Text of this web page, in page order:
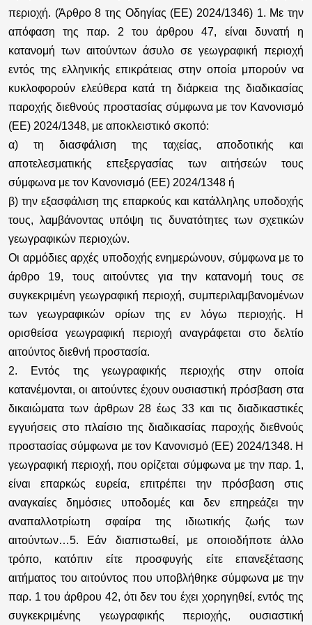
περιοχή. (Άρθρο 8 της Οδηγίας (ΕΕ) 2024/1346) 1. Με την
απόφαση της παρ. 2 του άρθρου 47, είναι δυνατή η
κατανομή των αιτούντων άσυλο σε γεωγραφική περιοχή
εντός της ελληνικής επικράτειας στην οποία μπορούν να
κυκλοφορούν ελεύθερα κατά τη διάρκεια της διαδικασίας
παροχής διεθνούς προστασίας σύμφωνα με τον Κανονισμό
(ΕΕ) 2024/1348, με αποκλειστικό σκοπό:
α) τη διασφάλιση της ταχείας, αποδοτικής και
αποτελεσματικής επεξεργασίας των αιτήσεών τους
σύμφωνα με τον Κανονισμό (ΕΕ) 2024/1348 ή
β) την εξασφάλιση της επαρκούς και κατάλληλης υποδοχής
τους, λαμβάνοντας υπόψη τις δυνατότητες των σχετικών
γεωγραφικών περιοχών.
Οι αρμόδιες αρχές υποδοχής ενημερώνουν, σύμφωνα με το
άρθρο 19, τους αιτούντες για την κατανομή τους σε
συγκεκριμένη γεωγραφική περιοχή, συμπεριλαμβανομένων
των γεωγραφικών ορίων της εν λόγω περιοχής. Η
ορισθείσα γεωγραφική περιοχή αναγράφεται στο δελτίο
αιτούντος διεθνή προστασία.
2. Εντός της γεωγραφικής περιοχής στην οποία
κατανέμονται, οι αιτούντες έχουν ουσιαστική πρόσβαση στα
δικαιώματα των άρθρων 28 έως 33 και τις διαδικαστικές
εγγυήσεις στο πλαίσιο της διαδικασίας παροχής διεθνούς
προστασίας σύμφωνα με τον Κανονισμό (ΕΕ) 2024/1348. Η
γεωγραφική περιοχή, που ορίζεται σύμφωνα με την παρ. 1,
είναι επαρκώς ευρεία, επιτρέπει την πρόσβαση στις
αναγκαίες δημόσιες υποδομές και δεν επηρεάζει την
αναπαλλοτρίωτη σφαίρα της ιδιωτικής ζωής των
αιτούντων…5. Εάν διαπιστωθεί, με οποιοδήποτε άλλο
τρόπο, κατόπιν είτε προσφυγής είτε επανεξέτασης
αιτήματος του αιτούντος που υποβλήθηκε σύμφωνα με την
παρ. 1 του άρθρου 42, ότι δεν του έχει χορηγηθεί, εντός της
συγκεκριμένης γεωγραφικής περιοχής, ουσιαστική